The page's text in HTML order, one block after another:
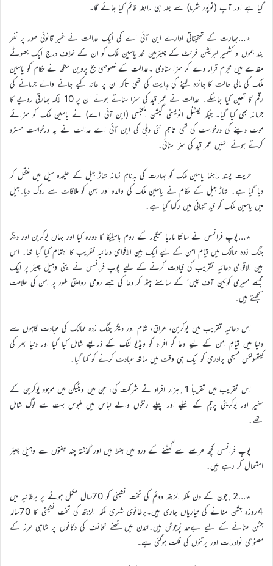
گیا ہے اور آپ (نوپور شرما) سے جلد ہی رابطہ قائم کیا جائے گا۔
٭…بھارت کے تحقیقاتی ادارے این آئی اے کی ایک عدالت نے غیر قانونی طور پر نظر
بند جموں و کشمیر لبریشن فرنٹ کے چیئرمین محمد یاسین ملک کو ان کے خلاف درج ایک جھوٹے
مقدمے میں مجرم قرار دے کر سزا سنادی ۔عدالت کے خصوصی جج پروین سنگھ نے حکام کو یاسین
ملک کی مالی حالت کا جائزہ لینے کی ہدایت کی تھی تاکہ ان پر عائد کیے جانے والے جرمانے کی
رقم کا تعین کیا جاسکے۔ عدالت نے عمر قید کی سزا سناتے ہوئے ان پر 10 لاکھ بھارتی روپے کا
جرمانہ بھی کیا گیا۔ جبکہ نیشنل انویسٹی گیشن ایجنسی (این آئی اے) نے یاسین ملک کو سزائے
موت دینے کی درخواست کی تھی تاہم نئی دہلی کی این آئی اے عدالت نے یہ درخواست مسترد
کرتے ہوئے انہیں عمر قید کی سزا سنائی۔
حریت پسند راہنما یاسین ملک کو بھارت کی بدنامِ زمانہ تہاڑ جیل کے علیحدہ سیل میں منتقل کر
دیا گیا ہے۔ تہاڑ جیل کے حکام نے یاسین ملک کی والدہ اور بہن کو ملاقات سے روک دیا۔جیل
میں یاسین ملک کو قید تنہائی میں رکھا گیا ہے۔
٭…پوپ فرانسس نے سانتا ماریا میگیور کے روم باسیلیکا کا دورہ کیا اور جہاں یوکرین اور دیگر
جنگ زدہ ممالک میں قیامِ امن کے لیے ایک بین الاقوامی دعائیہ تقریب کا اہتمام کیا گیا تھا۔ اس
بین الاقوامی دعائیہ تقریب کی قیادت کرنے کے لیے پوپ فرانسس نے اپنی وہیل چیئر پر ایک
مجسمے ’میری کوئین آف پیس‘ کے سامنے بیٹھ کر دعا کی جسے رومی روایتی طور پر امن کی علامت
سمجھتے ہیں۔
اس دعائیہ تقریب میں یوکرین، عراق، شام اور دیگر جنگ زدہ ممالک کی عبادت گاہوں سے
دنیا میں قیامِ امن کے لیے دعا گو افراد کو ویڈیو لنک کے ذریعے شامل کیا گیا اور دنیا بھر کی
کیتھولکس مسیحی برادری کو ایک ہی وقت میں ساتھ عبادت کرنے کو کہا گیا۔
اس تقریب میں تقریباً 1؍ہزار افراد نے شرکت کی، جن میں ویٹیکن میں موجود یوکرین کے
سفیر اور یوکرینی پرچم کے نیلے اور پیلے رنگوں والے لباس میں ملبوس بہت سے لوگ شامل
تھے۔
پوپ فرانسس کچھ عرصے سے گھٹنے کے درد میں مبتلا ہیں اور گذشتہ چند ہفتوں سے وہیل چیئر
استعمال کر رہے ہیں۔
٭…2؍جون کے دن ملکہ الزبتھ دوئم کی تخت نشینی کو 70سال مکمل ہونے پر برطانیہ میں
4روزہ جشن منانے کی تیاریاں جاری ہیں۔برطانوی شہری ملکہ الزبتھ کی تخت نشینی کا 70سالہ
جشن منانے کے لیے بےحد پُرجوش ہیں۔لندن میں تحفے تحائف کی دکانوں پر شاہی طرز کے
مصنوعی نوادرات اور برتنوں کی قلت ہوگئی ہے۔